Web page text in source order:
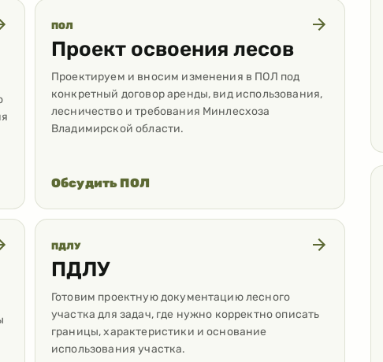
ПОЛ
Проект освоения лесов
Проектируем и вносим изменения в ПОЛ под
конкретный договор аренды, вид использования,
лесничество и требования Минлесхоза
Владимирской области.
Обсудить ПОЛ
ПДЛУ
ПДЛУ
Готовим проектную документацию лесного
участка для задач, где нужно корректно описать
границы, характеристики и основание
использования участка.